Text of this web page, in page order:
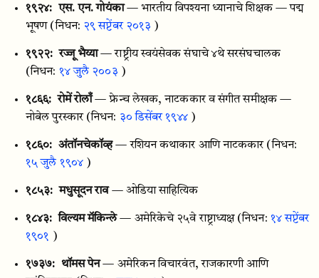
१९२४: एस. एन. गोयंका — भारतीय विपश्यना ध्यानाचे शिक्षक — पद्म
भूषण (निधन: २९ सप्टेंबर २०१३ )
१९२२: रज्जू भैय्या — राष्ट्रीय स्वयंसेवक संघाचे ४थे सरसंघचालक
(निधन: १४ जुलै २००३ )
१८६६: रोमें रोलाँ — फ्रेन्च लेखक, नाटककार व संगीत समीक्षक —
नोबेल पुरस्कार (निधन: ३० डिसेंबर १९४४)
१८६०: अंतॉनचेकॉव्ह — रशियन कथाकार आणि नाटककार (निधन:
१५ जुलै १९०४ )
१८५३: मधुसूदन राव — ओडिया साहित्यिक
१८४३: विल्यम मॅकिन्ले — अमेरिकेचे २५वे राष्ट्राध्यक्ष (निधन: १४ सप्टेंबर
१९०१
)
१७३७: थॉमस पेन — अमेरिकन विचारवंत, राजकारणी आणि